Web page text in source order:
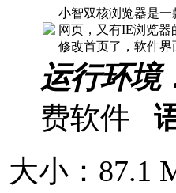
小智双核浏览器是一
网页，又有IE浏览
修改首页了，软件
运行环境
费软件
大小：87.1